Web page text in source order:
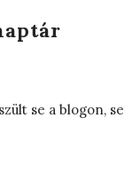
se a blogon,